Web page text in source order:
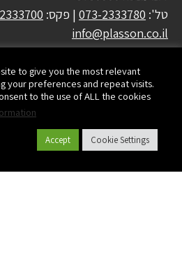
טל': 073-2333780 | פקס:
info@plasson.co.il
to give you the most relevant
your preferences and repeat visits.
to the use of ALL the cookies.
Cookie Settings
Accept